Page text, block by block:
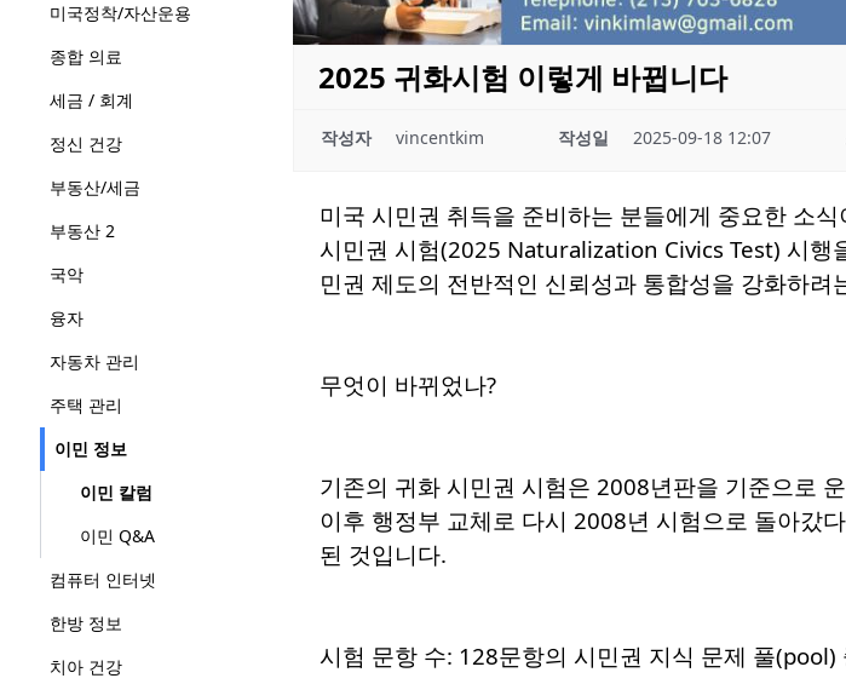
미국정착/자산운용
종합 의료
세금 / 회계
정신 건강
부동산/세금
부동산 2
국악
융자
자동차 관리
주택 관리
이민 정보
이민 칼럼
이민 Q&A
컴퓨터 인터넷
한방 정보
치아 건강
2025 귀화시험 이렇게 바뀝니다
작성자 vincentkim 작성일 2025-09-18 12:07
미국 시민권 취득을 준비하는 분들에게 중요한 소
시민권 시험(2025 Naturalization Civics Test) 시행
민권 제도의 전반적인 신뢰성과 통합성을 강화하
무엇이 바뀌었나?
기존의 귀화 시민권 시험은 2008년판을 기준으로
이후 행정부 교체로 다시 2008년 시험으로 돌아갔
된 것입니다.
시험 문항 수: 128문항의 시민권 지식 문제 풀